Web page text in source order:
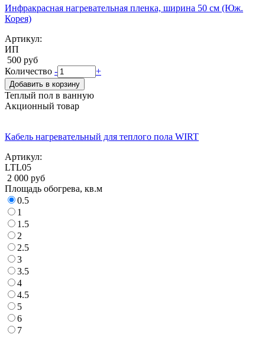
Инфракрасная нагревательная пленка, ширина 50 см (Юж.
Корея)
Артикул:
ИП
500 руб
Количество - +
Добавить в корзину
Теплый пол в ванную
Акционный товар
Кабель нагревательный для теплого пола WIRT
Артикул:
LTL05
2 000 руб
Площадь обогрева, кв.м
0.5
1
1.5
2
2.5
3
3.5
4
4.5
5
6
7